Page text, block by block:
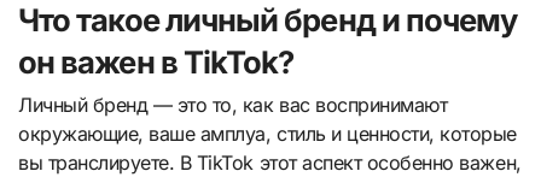
Что такое личный бренд и почему
он важен в TikTok?
Личный бренд — это то, как вас воспринимают
окружающие, ваше амплуа, стиль и ценности, которые
вы транслируете. В TikTok этот аспект особенно важен,